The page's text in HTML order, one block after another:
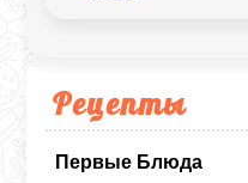
Рецепты
Первые Блюда